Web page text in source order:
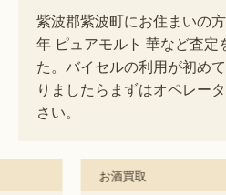
紫波郡紫波町にお住まいの
年 ピュアモルト 華など査定
た。バイセルの利用が初め
りましたらまずはオペレー
さい。
お酒買取